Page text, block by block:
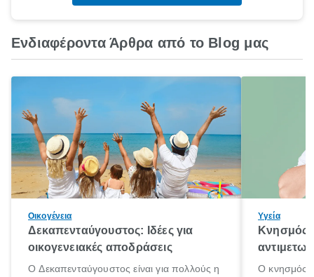
Ενδιαφέροντα Άρθρα από το Blog μας
Οικογένεια
Δεκαπενταύγουστος: Ιδέες για
οικογενειακές αποδράσεις
Ο Δεκαπενταύγουστος είναι για πολλούς η
Υγεία
Κνησμός:
Ο κνησμός